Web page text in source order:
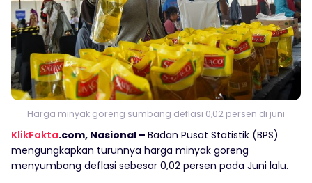
Harga minyak goreng sumbang deflasi 0,02 persen di juni
KlikFakta.com, Nasional – Badan Pusat Statistik (BPS)
mengungkapkan turunnya harga minyak goreng
menyumbang deflasi sebesar 0,02 persen pada Juni lalu.